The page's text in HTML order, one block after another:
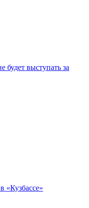
выступать за
«Кузбассе»